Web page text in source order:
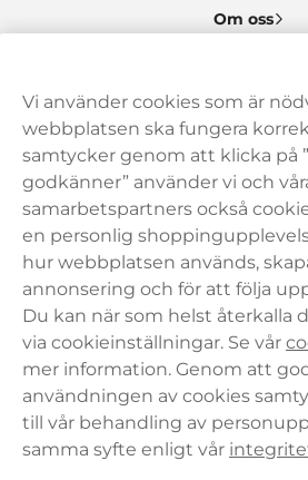
Behöver du hjälp?
08 517 910 97
Mån-Tor 8.00-17.00 | Fre 9.00-17.00 |
13)
Om oss
Vi använder cookies som är
webbplatsen ska fungera
samtycker genom att klicka på
godkänner” använder vi och
samarbetspartners också
en personlig
hur webbplatsen används,
annonsering och för att följa
Du kan när som helst återkalla
via cookieinställningar. Se vår
mer information. Genom att
användningen av cookies
till vår behandling av
samma syfte enligt vår